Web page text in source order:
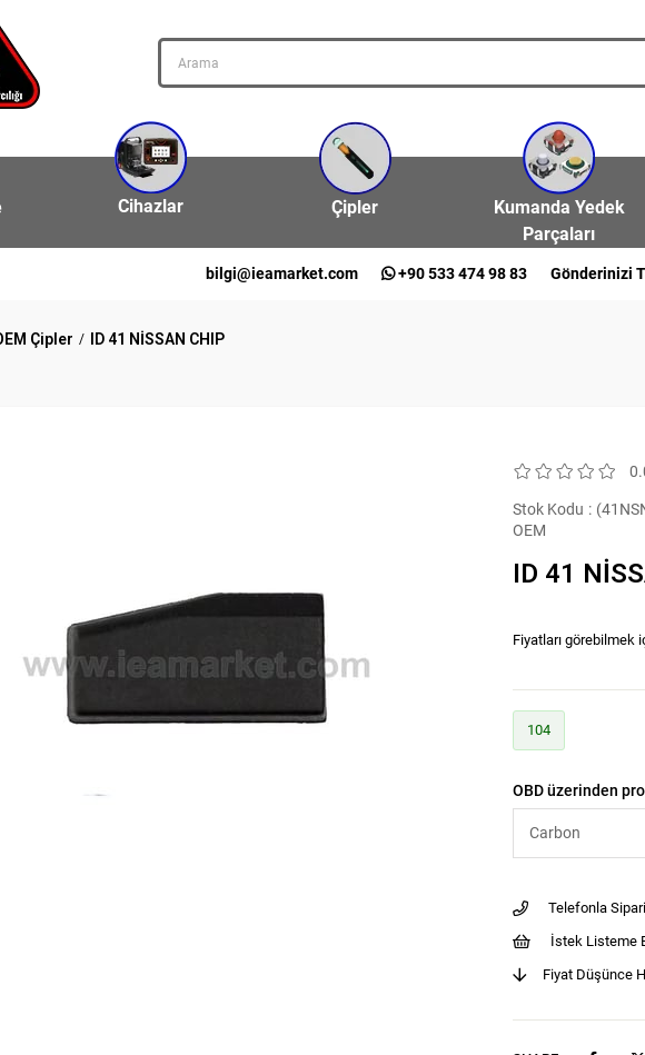
Cihazlar Çipler
Kumanda Yedek
Parçaları
bilgi@ieamarket.com +90 533 474 98 83 Gönderinizi
Çipler ID 41 NİSSAN CHIP
Stok Kodu
OEM
ID 41
Fiyatları görebilmek
104
OBD üzerinden
Telefonla
İstek Listeme
Fiyat Düşünce